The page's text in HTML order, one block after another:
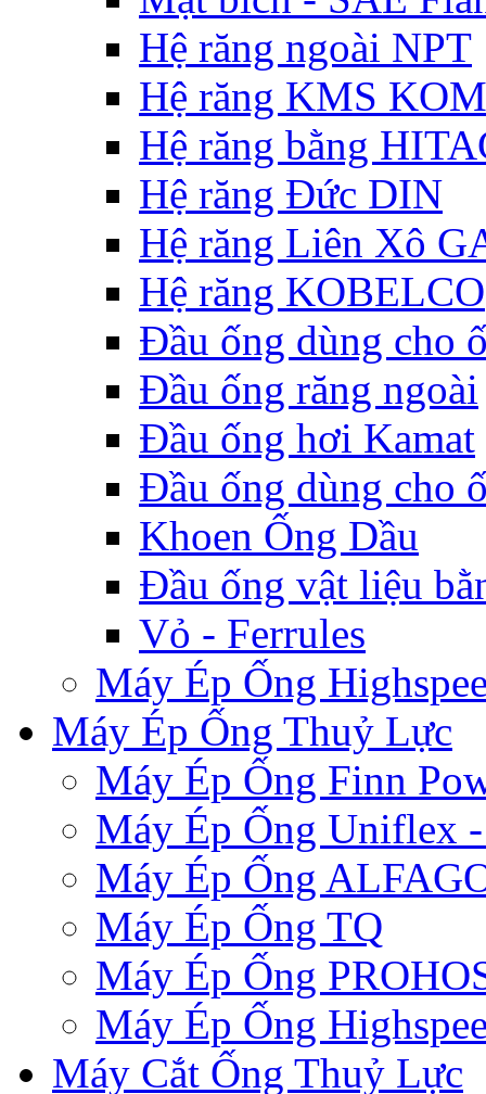
Hệ răng ngoài NPT
Hệ răng KMS
Hệ răng bằng
Hệ răng Đức DIN
Hệ răng Liên Xô
Hệ răng KOBELCO
Đầu ống dùng cho
Đầu ống răng ngoài
Đầu ống hơi Kamat
Đầu ống dùng cho
Khoen Ống Dầu
Đầu ống vật liệu
Vỏ - Ferrules
Máy Ép Ống
Máy Ép Ống Thuỷ Lực
Máy Ép Ống Finn
Máy Ép Ống Uniflex
Máy Ép Ống
Máy Ép Ống TQ
Máy Ép Ống
Máy Ép Ống
Máy Cắt Ống Thuỷ Lực